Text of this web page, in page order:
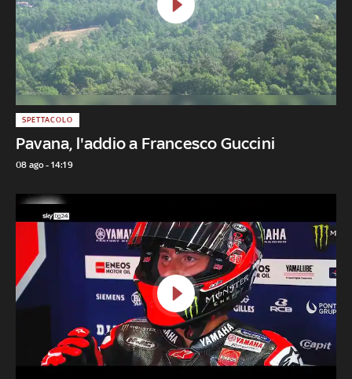
Pavana, l'addio a Francesco Guccini
SPETTACOLO
08 ago - 14:19